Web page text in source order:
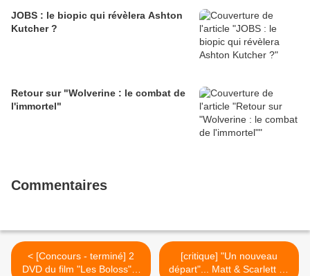
JOBS : le biopic qui révèlera Ashton
Kutcher ?
Retour sur "Wolverine : le combat de
l'immortel"
Commentaires
< [Concours - terminé] 2
DVD du film "Les Boloss" à
[critique] "Un nouveau
départ"... Matt & Scarlett au